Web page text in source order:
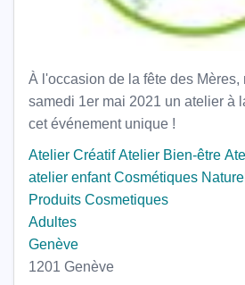
À l'occasion de la fête des Mères,
samedi 1er mai 2021 un atelier à
cet événement unique !
Atelier Créatif Atelier Bien-être
atelier enfant Cosmétiques
Produits Cosmetiques
Adultes
Genève
1201 Genève